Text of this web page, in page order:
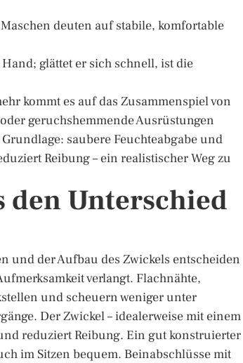
deuten auf stabile, komfortable
glättet er sich schnell, ist die
kommt es auf das Zusammenspiel von
geruchshemmende Ausrüstungen
saubere Feuchteabgabe und
Reibung – ein realistischer Weg zu
den Unterschied
und der Aufbau des Zwickels entscheiden
verlangt. Flachnähte,
und scheuern weniger unter
Der Zwickel – idealerweise mit einem
reduziert Reibung. Ein gut konstruierter
im Sitzen bequem. Beinabschlüsse mit